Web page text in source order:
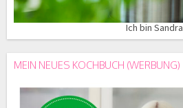
Ich bin Sandra
MEIN NEUES KOCHBUCH (WERBUNG)